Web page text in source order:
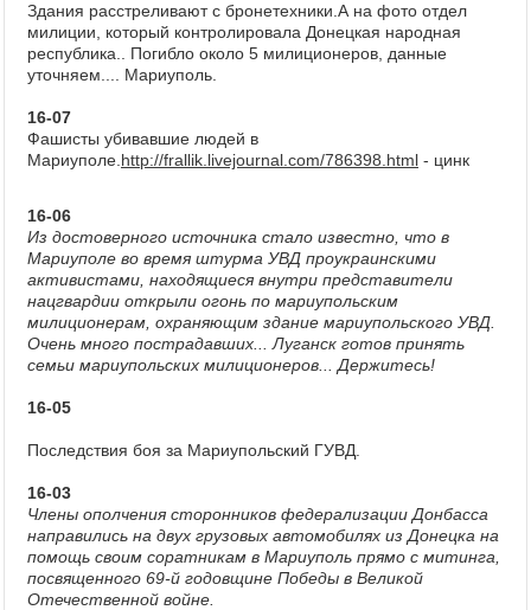
Здания расстреливают с бронетехники.А на фото отдел
милиции, который контролировала Донецкая народная
республика.. Погибло около 5 милиционеров, данные
уточняем.... Мариуполь.
16-07
Фашисты убивавшие людей в
Мариуполе. http://frallik.livejournal.com/786398.html - цинк
16-06
Из достоверного источника стало известно, что в
Мариуполе во время штурма УВД проукраинскими
активистами, находящиеся внутри представители
нацгвардии открыли огонь по мариупольским
милиционерам, охраняющим здание мариупольского УВД.
Очень много пострадавших... Луганск готов принять
семьи мариупольских милиционеров... Держитесь!
16-05
Последствия боя за Мариупольский ГУВД.
16-03
Члены ополчения сторонников федерализации Донбасса
направились на двух грузовых автомобилях из Донецка на
помощь своим соратникам в Мариуполь прямо с митинга,
посвященного 69-й годовщине Победы в Великой
Отечественной войне.